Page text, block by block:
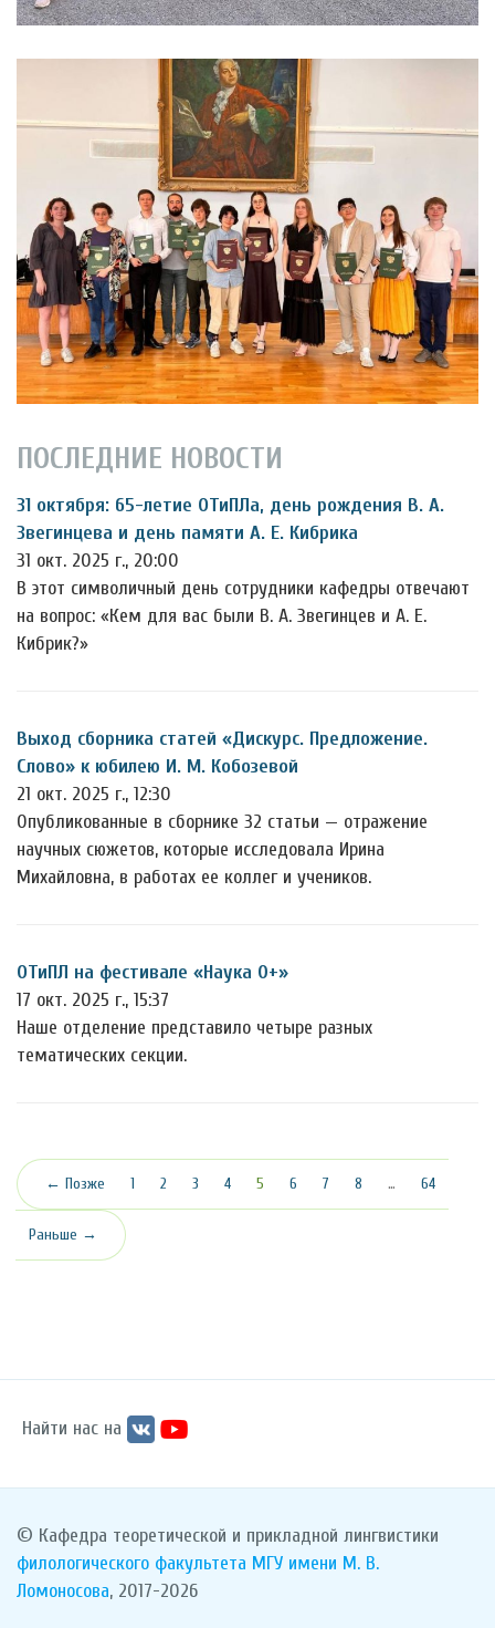
ПОСЛЕДНИЕ НОВОСТИ
31 октября: 65-летие ОТиПЛа, день рождения В. А.
Звегинцева и день памяти А. Е. Кибрика
31 окт. 2025 г., 20:00
В этот символичный день сотрудники кафедры отвечают
на вопрос: «Кем для вас были В. А. Звегинцев и А. Е.
Кибрик?»
Выход сборника статей «Дискурс. Предложение.
Слово» к юбилею И. М. Кобозевой
21 окт. 2025 г., 12:30
Опубликованные в сборнике 32 статьи — отражение
научных сюжетов, которые исследовала Ирина
Михайловна, в работах ее коллег и учеников.
ОТиПЛ на фестивале «Наука 0+»
17 окт. 2025 г., 15:37
Наше отделение представило четыре разных
тематических секции.
← Позже 1 2 3 4 5 (текущая)
6 7 8 … 64
Раньше →
Найти нас на
© Кафедра теоретической и прикладной лингвистики
филологического факультета МГУ имени М. В.
Ломоносова, 2017-2026